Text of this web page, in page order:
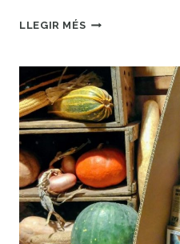
LLEGIR MÉSTALAIA